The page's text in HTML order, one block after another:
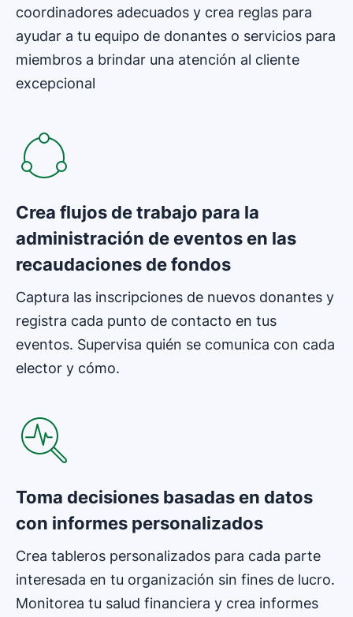
coordinadores adecuados y crea reglas para
ayudar a tu equipo de donantes o servicios para
miembros a brindar una atención al cliente
excepcional
Crea flujos de trabajo para la
administración de eventos en las
recaudaciones de fondos
Captura las inscripciones de nuevos donantes y
registra cada punto de contacto en tus
eventos. Supervisa quién se comunica con cada
elector y cómo.
Toma decisiones basadas en datos
con informes personalizados
Crea tableros personalizados para cada parte
interesada en tu organización sin fines de lucro.
Monitorea tu salud financiera y crea informes